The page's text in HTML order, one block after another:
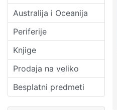
Australija i Oceanija
Periferije
Knjige
Prodaja na veliko
Besplatni predmeti